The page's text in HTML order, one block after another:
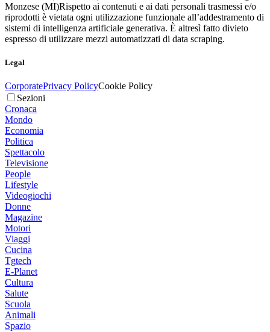
Monzese (MI)Rispetto ai contenuti e ai dati personali trasmessi e/o
riprodotti è vietata ogni utilizzazione funzionale all’addestramento di
sistemi di intelligenza artificiale generativa. È altresì fatto divieto
espresso di utilizzare mezzi automatizzati di data scraping.
Legal
CorporatePrivacy PolicyCookie Policy
Sezioni
Cronaca
Mondo
Economia
Politica
Spettacolo
Televisione
People
Lifestyle
Videogiochi
Donne
Magazine
Motori
Viaggi
Cucina
Tgtech
E-Planet
Cultura
Salute
Scuola
Animali
Spazio